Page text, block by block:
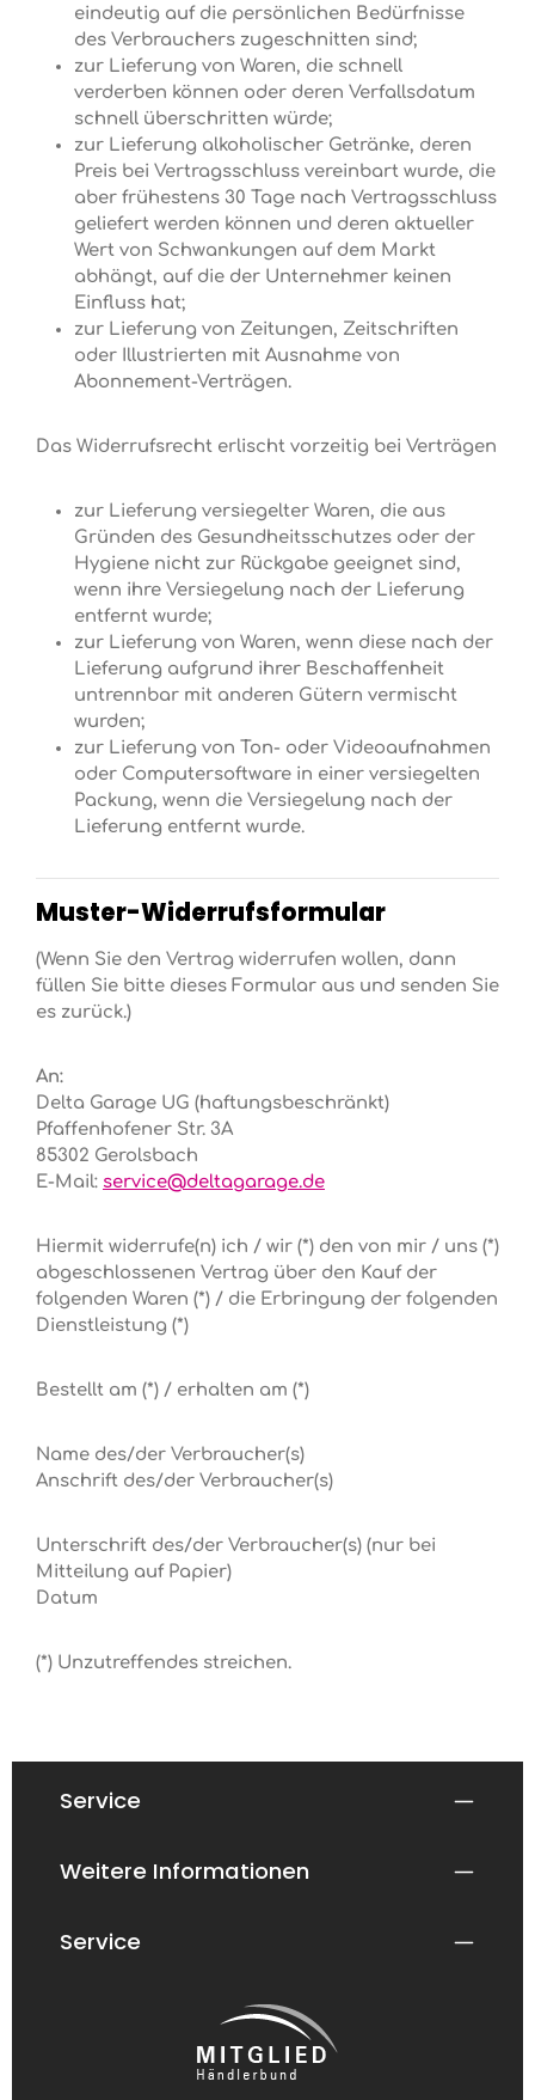
eindeutig auf die persönlichen Bedürfnisse
des Verbrauchers zugeschnitten sind;
zur Lieferung von Waren, die schnell
verderben können oder deren Verfallsdatum
schnell überschritten würde;
zur Lieferung alkoholischer Getränke, deren
Preis bei Vertragsschluss vereinbart wurde, die
aber frühestens 30 Tage nach Vertragsschluss
geliefert werden können und deren aktueller
Wert von Schwankungen auf dem Markt
abhängt, auf die der Unternehmer keinen
Einfluss hat;
zur Lieferung von Zeitungen, Zeitschriften
oder Illustrierten mit Ausnahme von
Abonnement-Verträgen.
Das Widerrufsrecht erlischt vorzeitig bei Verträgen
zur Lieferung versiegelter Waren, die aus
Gründen des Gesundheitsschutzes oder der
Hygiene nicht zur Rückgabe geeignet sind,
wenn ihre Versiegelung nach der Lieferung
entfernt wurde;
zur Lieferung von Waren, wenn diese nach der
Lieferung aufgrund ihrer Beschaffenheit
untrennbar mit anderen Gütern vermischt
wurden;
zur Lieferung von Ton- oder Videoaufnahmen
oder Computersoftware in einer versiegelten
Packung, wenn die Versiegelung nach der
Lieferung entfernt wurde.
Muster-Widerrufsformular
(Wenn Sie den Vertrag widerrufen wollen, dann
füllen Sie bitte dieses Formular aus und senden Sie
es zurück.)
An:
Delta Garage UG (haftungsbeschränkt)
Pfaffenhofener Str. 3A
85302 Gerolsbach
E-Mail: service@deltagarage.de
Hiermit widerrufe(n) ich / wir (*) den von mir / uns (*)
abgeschlossenen Vertrag über den Kauf der
folgenden Waren (*) / die Erbringung der folgenden
Dienstleistung (*)
Bestellt am (*) / erhalten am (*)
Name des/der Verbraucher(s)
Anschrift des/der Verbraucher(s)
Unterschrift des/der Verbraucher(s) (nur bei
Mitteilung auf Papier)
Datum
(*) Unzutreffendes streichen.
Service
Weitere Informationen
Service